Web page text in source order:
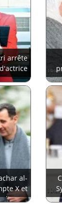
arrête
al-
X et
divorce